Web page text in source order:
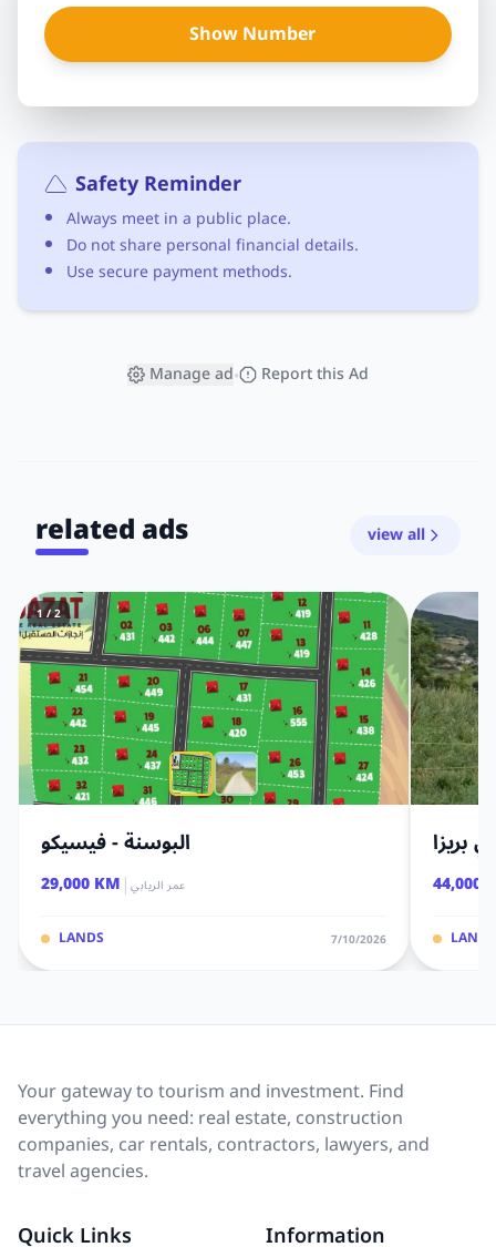
Show Number
Safety Reminder
Always meet in a public place.
Do not share personal financial details.
Use secure payment methods.
Manage ad• Report this Ad
related ads view all
1 / 2
البوسنة - فيسيكو
29,000 KM|عمر الريابي
LANDS 7/10/2026
بريزا
44,000
LANDS
Your gateway to tourism and investment. Find
everything you need: real estate, construction
companies, car rentals, contractors, lawyers, and
travel agencies.
Quick Links Information